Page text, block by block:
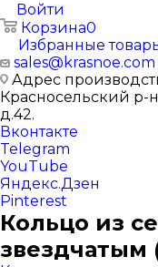
Войти
Корзина0
Избранные
sales@krasnoe.com
Адрес
Красносельский р-
д.42.
Вконтакте
Telegram
YouTube
Яндекс.Дзен
Pinterest
Кольцо из
звездчатым